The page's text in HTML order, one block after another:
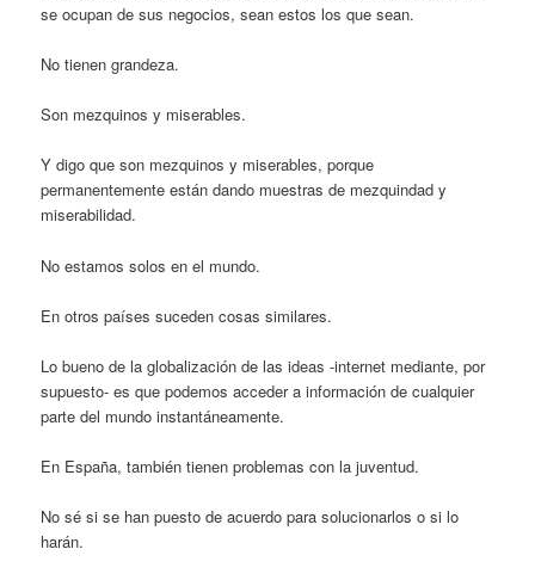
se ocupan de sus negocios, sean estos los que sean.
No tienen grandeza.
Son mezquinos y miserables.
Y digo que son mezquinos y miserables, porque
permanentemente están dando muestras de mezquindad y
miserabilidad.
No estamos solos en el mundo.
En otros países suceden cosas similares.
Lo bueno de la globalización de las ideas -internet mediante, por
supuesto- es que podemos acceder a información de cualquier
parte del mundo instantáneamente.
En España, también tienen problemas con la juventud.
No sé si se han puesto de acuerdo para solucionarlos o si lo
harán.